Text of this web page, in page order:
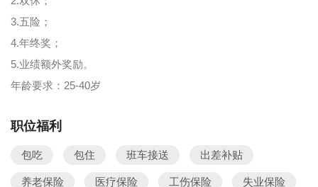
3.五险；
4.年终奖；
5.业绩额外奖励。
年龄要求：25-40岁
职位福利
包吃 包住 班车接送 出差补贴
养老保险 医疗保险 工伤保险 失业保险